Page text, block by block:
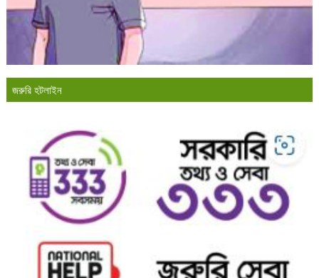
জরুরি হটলাইন